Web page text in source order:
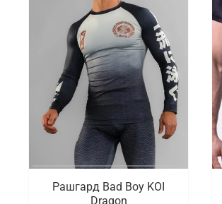
Рашгард Bad Boy KOI
Dragon